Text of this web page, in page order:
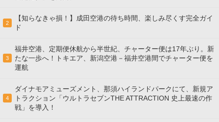
2
【知らなきゃ損！】成田空港の待ち時間、楽しみ尽くす完全ガイ
ド
3
福井空港、定期便休航から半世紀、チャーター便は17年ぶり。新
たな一歩へ！トキエア、新潟空港－福井空港間でチャーター便を
運航
4
ダイナモアミューズメント、那須ハイランドパークにて、新規ア
トラクション「ウルトラセブンTHE ATTRACTION 史上最速の作
戦」を導入！